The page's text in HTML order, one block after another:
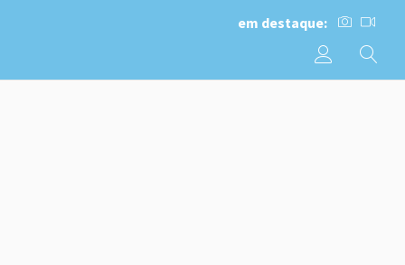
em destaque: